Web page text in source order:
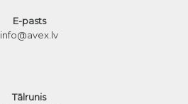
E-pasts
info@avex.lv
Tālrunis